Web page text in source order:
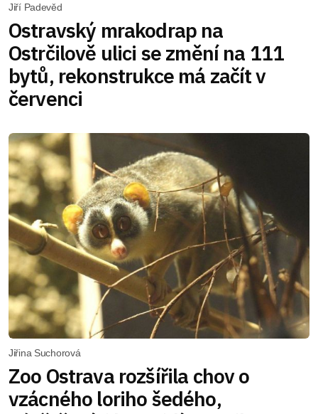
Jiří Padevěd
Ostravský mrakodrap na
Ostrčilově ulici se změní na 111
bytů, rekonstrukce má začít v
červenci
Jiřina Suchorová
Zoo Ostrava rozšířila chov o
vzácného loriho šedého,